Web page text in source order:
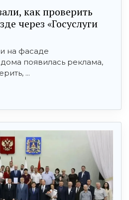
как проверить
через «Госуслуги
на фасаде
появилась реклама,
...